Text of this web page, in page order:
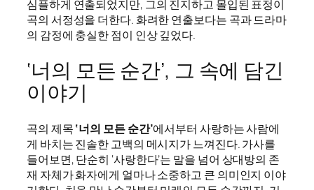
심플하게 연출되었지만, 그의 진지하고 몰입된 표정이
곡의 서정성을 더한다. 화려한 연출보다는 곡과 드라마
의 감정에 충실한 점이 인상 깊었다.
‘너의 모든 순간’, 그 속에 담긴
이야기
곡의 제목‘너의 모든 순간’에서부터 사랑하는 사람에
게 바치는 진솔한 고백의 메시지가 느껴진다. 가사를
들어보면, 단순히 ‘사랑한다’는 말을 넘어 상대방의 존
재 자체가 화자에게 얼마나 소중하고 큰 의미인지 이야